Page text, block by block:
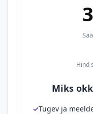
Hind
Miks
Tugev ja